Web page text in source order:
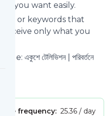
you want easily.
or keywords that
receive only what you
title: একুশে টেলিভিশন | পরিবর্তনে
frequency: 25.36 / day